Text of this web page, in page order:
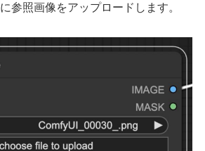
に参照画像をアップロードします。